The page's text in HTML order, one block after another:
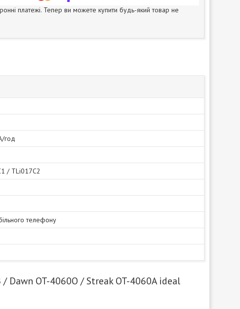
платежі. Тепер ви можете купити будь-який товар не
год
/ TLi017C2
телефону
Dawn OT-4060O / Streak OT-4060A ideal